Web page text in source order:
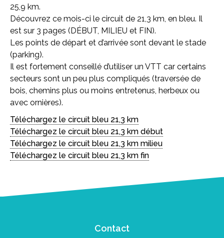
25,9 km.
Découvrez ce mois-ci le circuit de 21,3 km, en bleu. Il
est sur 3 pages (DÉBUT, MILIEU et FIN).
Les points de départ et d’arrivée sont devant le stade
(parking).
Il est fortement conseillé d’utiliser un VTT car certains
secteurs sont un peu plus compliqués (traversée de
bois, chemins plus ou moins entretenus, herbeux ou
avec ornières).
Téléchargez le circuit bleu 21,3 km
Téléchargez le circuit bleu 21,3 km début
Téléchargez le circuit bleu 21,3 km milieu
Téléchargez le circuit bleu 21,3 km fin
Contact